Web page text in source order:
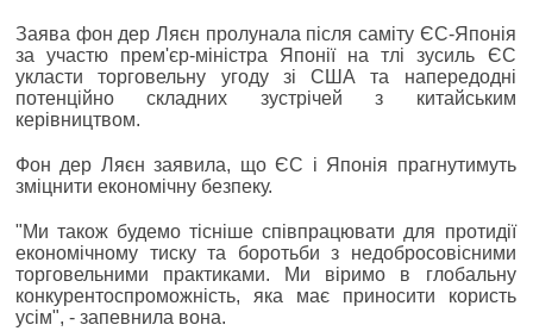
Заява фон дер Ляєн пролунала після саміту ЄС-Японія
за участю прем'єр-міністра Японії на тлі зусиль ЄС
укласти торговельну угоду зі США та напередодні
потенційно складних зустрічей з китайським
керівництвом.
Фон дер Ляєн заявила, що ЄС і Японія прагнутимуть
зміцнити економічну безпеку.
"Ми також будемо тісніше співпрацювати для протидії
економічному тиску та боротьби з недобросовісними
торговельними практиками. Ми віримо в глобальну
конкурентоспроможність, яка має приносити користь
усім", - запевнила вона.